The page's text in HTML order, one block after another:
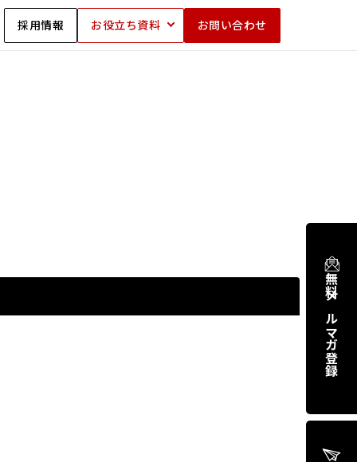
採用情報 お役立ち資料 お問い合わせ
無料メルマガ登録